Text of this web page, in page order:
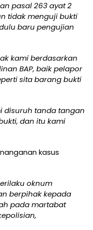
pasal 263 ayat 2
tidak menguji bukti
baru pengujian
kami berdasarkan
BAP, baik pelapor
sita barang bukti
disuruh tanda tangan
dan itu kami
kasus
oknum
berpihak kepada
pada martabat